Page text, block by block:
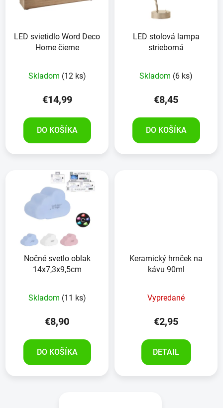
LED svietidlo Word Deco
Home čierne
Skladom (12 ks)
€14,99
DO KOŠÍKA
LED stolová lampa
strieborná
Skladom (6 ks)
€8,45
DO KOŠÍKA
Nočné svetlo oblak
14x7,3x9,5cm
Skladom (11 ks)
€8,90
DO KOŠÍKA
Keramický hrnček na
kávu 90ml
Vypredané
€2,95
DETAIL